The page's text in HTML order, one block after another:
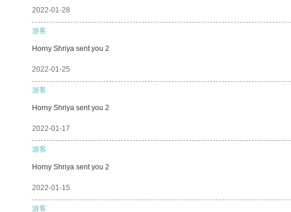
2022-01-28
游客
Horny Shriya sent you 2
2022-01-25
游客
Horny Shriya sent you 2
2022-01-17
游客
Horny Shriya sent you 2
2022-01-15
游客